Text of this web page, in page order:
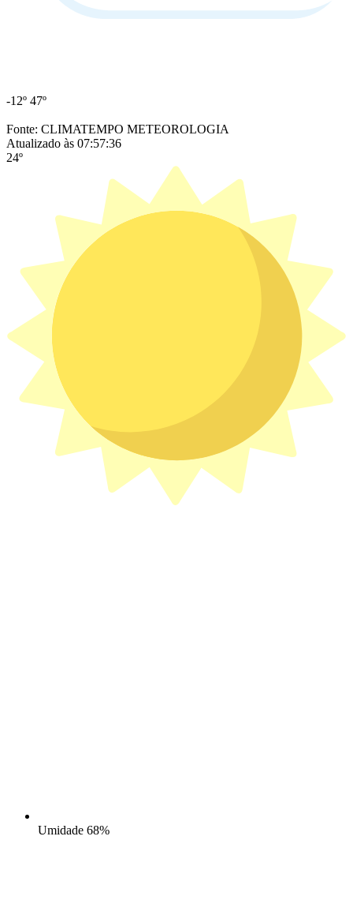
-12º 47º
Fonte: CLIMATEMPO METEOROLOGIA
Atualizado às 07:57:36
24º
Umidade 68%